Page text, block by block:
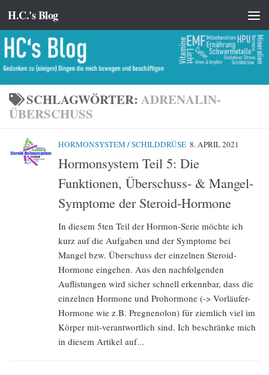
Zum Inhalt springen
H.C.'s Blog
SCHLAGWÖRTER: ADRENALIN-
ÜBERSCHUSS
HORMONSYSTEM /SCHILDDRÜSE 8. APRIL 2021
Hormonsystem Teil 5: Die
Funktionen, Überschuss- & Mangel-
Symptome der Steroid-Hormone
In diesem 5ten Teil der Hormon-Serie möchte ich
kurz auf die Aufgaben und der Symptome bei
Mangel bzw. Überschuss der einzelnen Steroid-
Hormone eingehen. Aus den nachfolgenden
Auflistungen wird sicher schnell erkennbar, dass die
einzelnen Hormone und Prohormone (-> Vorläufer-
Hormone wie z.B. Pregnenolon) für ziemlich viel im
Körper mit-verantwortlich sind. Ich beschränke mich
in diesem Artikel auf...